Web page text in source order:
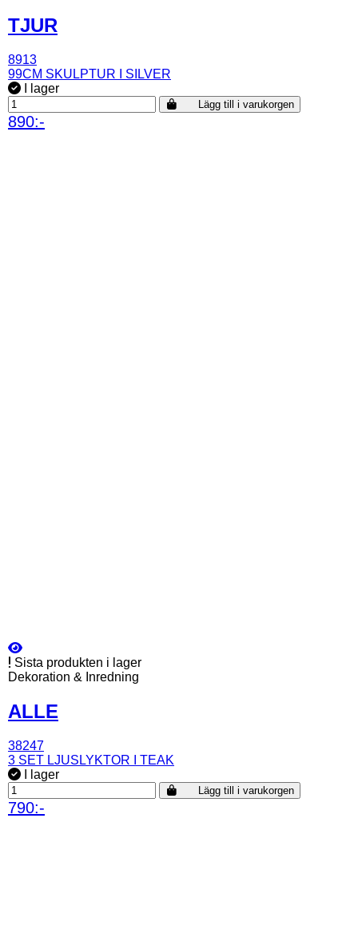
TJUR
8913
99CM SKULPTUR I SILVER
I lager
Lägg till i varukorgen
890:-
Sista produkten i lager
Dekoration & Inredning
ALLE
38247
3 SET LJUSLYKTOR I TEAK
I lager
Lägg till i varukorgen
790:-